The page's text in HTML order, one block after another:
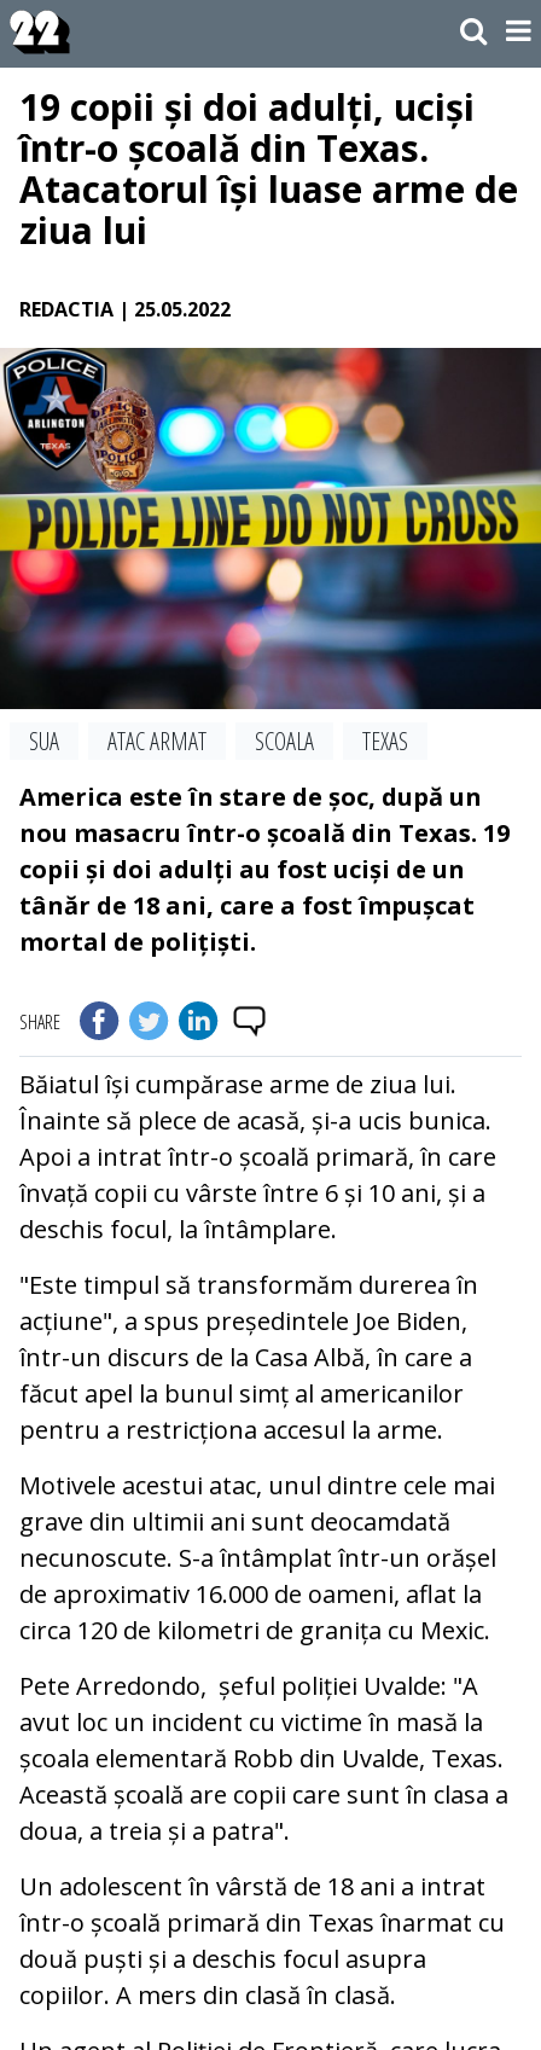
19 copii și doi adulți, uciși
într-o școală din Texas.
Atacatorul își luase arme de
ziua lui
REDACTIA | 25.05.2022
SUA ATAC ARMAT SCOALA
TEXAS
America este în stare de șoc, după un
nou masacru într-o școală din Texas. 19
copii și doi adulți au fost uciși de un
tânăr de 18 ani, care a fost împușcat
mortal de polițiști.
SHARE
Băiatul își cumpărase arme de ziua lui.
Înainte să plece de acasă, și-a ucis bunica.
Apoi a intrat într-o școală primară, în care
învață copii cu vârste între 6 și 10 ani, și a
deschis focul, la întâmplare.
"Este timpul să transformăm durerea în
acțiune", a spus președintele Joe Biden,
într-un discurs de la Casa Albă, în care a
făcut apel la bunul simț al americanilor
pentru a restricționa accesul la arme.
Motivele acestui atac, unul dintre cele mai
grave din ultimii ani sunt deocamdată
necunoscute. S-a întâmplat într-un orășel
de aproximativ 16.000 de oameni, aflat la
circa 120 de kilometri de granița cu Mexic.
Pete Arredondo, șeful poliției Uvalde: "A
avut loc un incident cu victime în masă la
școala elementară Robb din Uvalde, Texas.
Această școală are copii care sunt în clasa a
doua, a treia și a patra".
Un adolescent în vârstă de 18 ani a intrat
într-o școală primară din Texas înarmat cu
două puști și a deschis focul asupra
copiilor. A mers din clasă în clasă.